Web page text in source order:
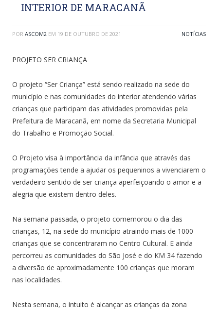
INTERIOR DE MARACANÃ
POR ASCOM2 EM 19 DE OUTUBRO DE 2021 NOTÍCIAS
PROJETO SER CRIANÇA
O projeto “Ser Criança” está sendo realizado na sede do
município e nas comunidades do interior atendendo várias
crianças que participam das atividades promovidas pela
Prefeitura de Maracanã, em nome da Secretaria Municipal
do Trabalho e Promoção Social.
O Projeto visa à importância da infância que através das
programações tende a ajudar os pequeninos a vivenciarem o
verdadeiro sentido de ser criança aperfeiçoando o amor e a
alegria que existem dentro deles.
Na semana passada, o projeto comemorou o dia das
crianças, 12, na sede do município atraindo mais de 1000
crianças que se concentraram no Centro Cultural. E ainda
percorreu as comunidades do São José e do KM 34 fazendo
a diversão de aproximadamente 100 crianças que moram
nas localidades.
Nesta semana, o intuito é alcançar as crianças da zona